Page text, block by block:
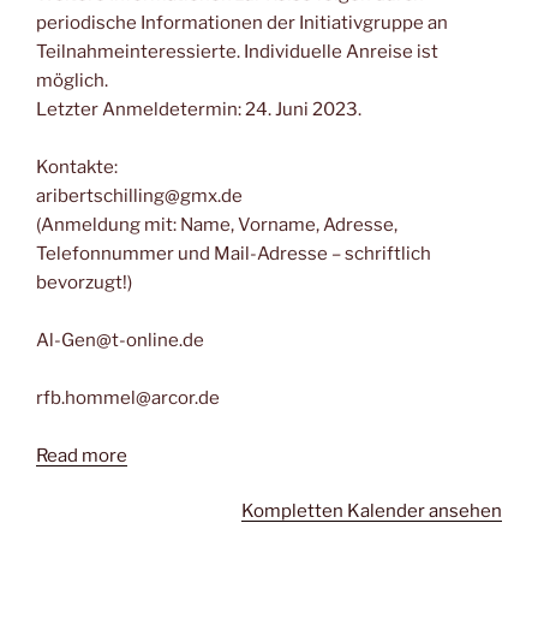
periodische Informationen der Initiativgruppe an
Teilnahmeinteressierte. Individuelle Anreise ist
möglich.
Letzter Anmeldetermin: 24. Juni 2023.
Kontakte:
aribertschilling@gmx.de
(Anmeldung mit: Name, Vorname, Adresse,
Telefonnummer und Mail-Adresse – schriftlich
bevorzugt!)
Al-Gen@t-online.de
rfb.hommel@arcor.de
Read more
Kompletten Kalender ansehen